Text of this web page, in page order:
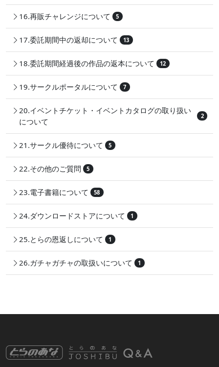
16.再販チャレンジについて 5
17.委託期間中の返却について 13
18.委託期間経過後の作品の返本について 12
19.サークルポータルについて 7
20.イベントチケット・イベントカタログの取り扱い
について
2
21.サークル優待について 5
22.その他のご質問 5
23.電子書籍について 58
24.ダウンロードストアについて 1
25.とらの恩返しについて 1
26.ガチャガチャの取扱いについて 1